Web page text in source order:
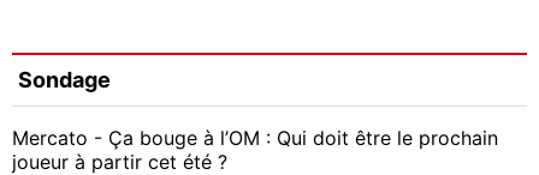
Sondage
Mercato - Ça bouge à l’OM : Qui doit être le prochain
joueur à partir cet été ?